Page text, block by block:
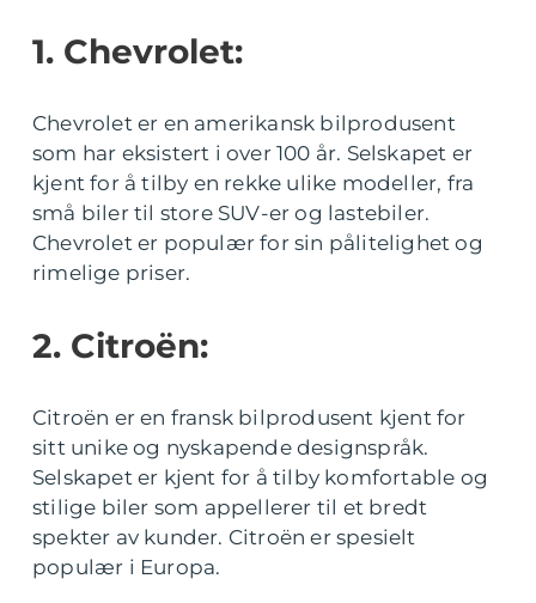
1. Chevrolet:
Chevrolet er en amerikansk bilprodusent
som har eksistert i over 100 år. Selskapet er
kjent for å tilby en rekke ulike modeller, fra
små biler til store SUV-er og lastebiler.
Chevrolet er populær for sin pålitelighet og
rimelige priser.
2. Citroën:
Citroën er en fransk bilprodusent kjent for
sitt unike og nyskapende designspråk.
Selskapet er kjent for å tilby komfortable og
stilige biler som appellerer til et bredt
spekter av kunder. Citroën er spesielt
populær i Europa.